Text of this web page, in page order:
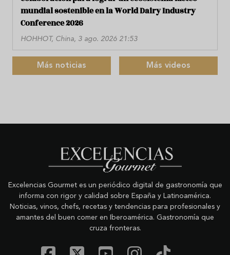
mundial sostenible en la World Dairy Industry
Conference 2026
HOHHOT, China, 3 ago. 2026 21:53
Más noticias Más videos
Excelencias Gourmet es un periódico digital de gastronomía que
informa con rigor y calidad sobre España y Latinoamérica.
Noticias, vinos, chefs, recetas y tendencias para profesionales y
amantes del buen comer en Iberoamérica. Gastronomía que
cruza fronteras.